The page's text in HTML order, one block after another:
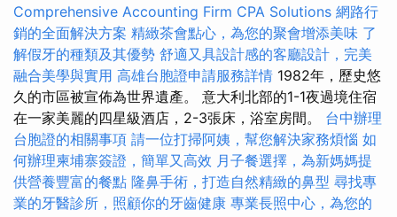
Comprehensive Accounting Firm CPA Solutions 網路行
銷的全面解決方案 精緻茶會點心，為您的聚會增添美味 了
解假牙的種類及其優勢 舒適又具設計感的客廳設計，完美
融合美學與實用 高雄台胞證申請服務詳情 1982年，歷史悠
久的市區被宣佈為世界遺產。 意大利北部的1-1夜過境住宿
在一家美麗的四星級酒店，2-3張床，浴室房間。 台中辦理
台胞證的相關事項 請一位打掃阿姨，幫您解決家務煩惱 如
何辦理柬埔寨簽證，簡單又高效 月子餐選擇，為新媽媽提
供營養豐富的餐點 隆鼻手術，打造自然精緻的鼻型 尋找專
業的牙醫診所，照顧你的牙齒健康 專業長照中心，為您的